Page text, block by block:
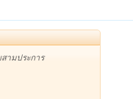
ามประการ